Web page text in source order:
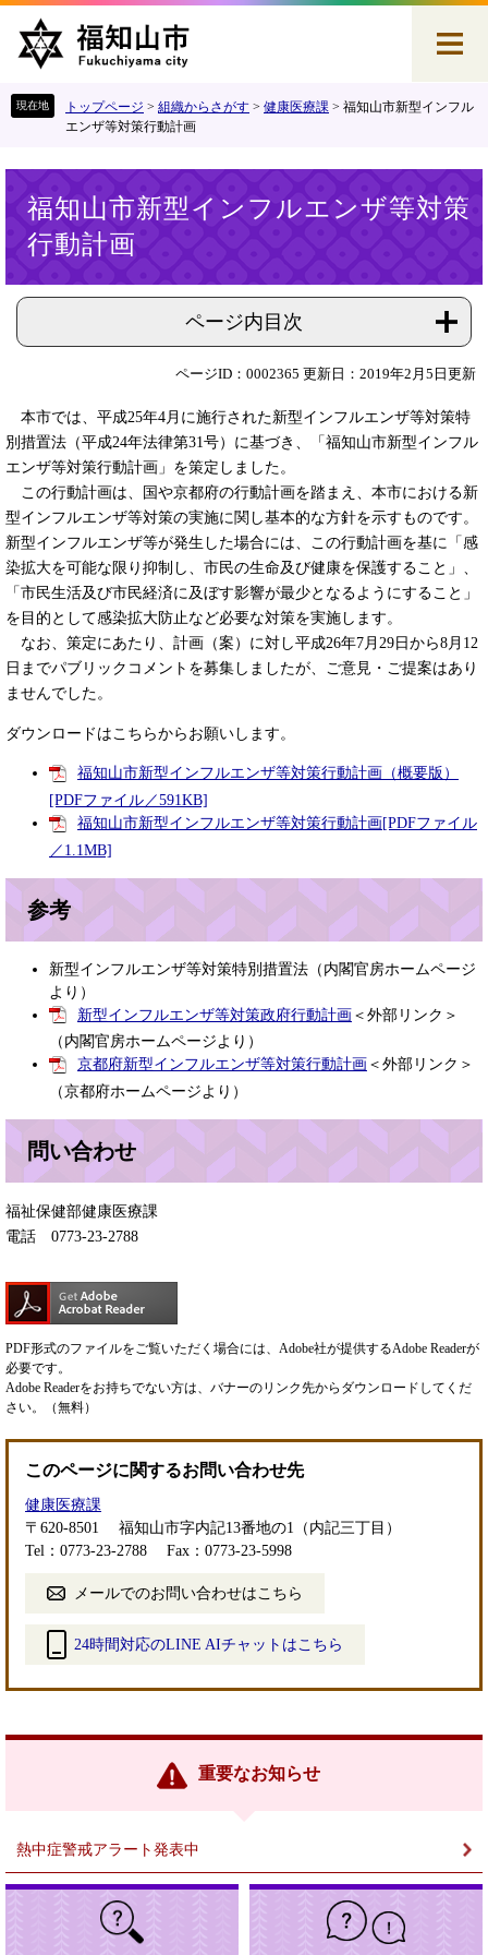
す
し
トップページ > 組織からさがす > 健康医療課 > 福知山市新型インフル
エンザ等対策行動計画
福知山市新型インフルエンザ等対策
行動計画
ページ内目次
ページID：0002365 更新日：2019年2月5日更新
本市では、平成25年4月に施行された新型インフルエンザ等対策特
別措置法（平成24年法律第31号）に基づき、「福知山市新型インフル
エンザ等対策行動計画」を策定しました。
この行動計画は、国や京都府の行動計画を踏まえ、本市における新
型インフルエンザ等対策の実施に関し基本的な方針を示すものです。
新型インフルエンザ等が発生した場合には、この行動計画を基に「感
染拡大を可能な限り抑制し、市民の生命及び健康を保護すること」、
「市民生活及び市民経済に及ぼす影響が最少となるようにすること」
を目的として感染拡大防止など必要な対策を実施します。
なお、策定にあたり、計画（案）に対し平成26年7月29日から8月12
日までパブリックコメントを募集しましたが、ご意見・ご提案はあり
ませんでした。
ダウンロードはこちらからお願いします。
福知山市新型インフルエンザ等対策行動計画（概要版）
[PDFファイル／591KB]
福知山市新型インフルエンザ等対策行動計画[PDFファイル
／1.1MB]
参考
新型インフルエンザ等対策特別措置法（内閣官房ホームページ
より）
新型インフルエンザ等対策政府行動計画 ＜外部リンク＞
（内閣官房ホームページより）
京都府新型インフルエンザ等対策行動計画 ＜外部リンク＞
（京都府ホームページより）
問い合わせ
福祉保健部健康医療課
電話 0773-23-2788
PDF形式のファイルをご覧いただく場合には、Adobe社が提供するAdobe Readerが
必要です。
Adobe Readerをお持ちでない方は、バナーのリンク先からダウンロードしてくだ
さい。（無料）
このページに関するお問い合わせ先
健康医療課
〒620-8501
福知山市字内記13番地の1（内記三丁目）
Tel：0773-23-2788
Fax：0773-23-5998
メールでのお問い合わせはこちら
24時間対応のLINE AIチャットはこちら
リ
重要なお知らせ
熱中症警戒アラート発表中